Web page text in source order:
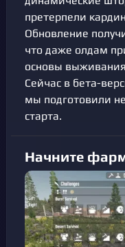
претерпели
Обновление
что даже олдам
основы
Сейчас в бета-
мы подготовили
старта.
Начните